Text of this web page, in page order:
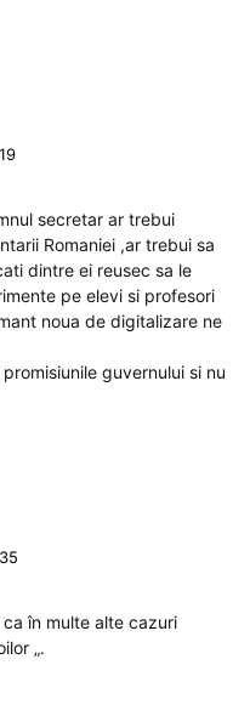
secretar ar trebui
Romaniei ,ar trebui sa
dintre ei reusec sa le
pe elevi si profesori
noua de digitalizare ne
guvernului si nu
în multe alte cazuri
„.